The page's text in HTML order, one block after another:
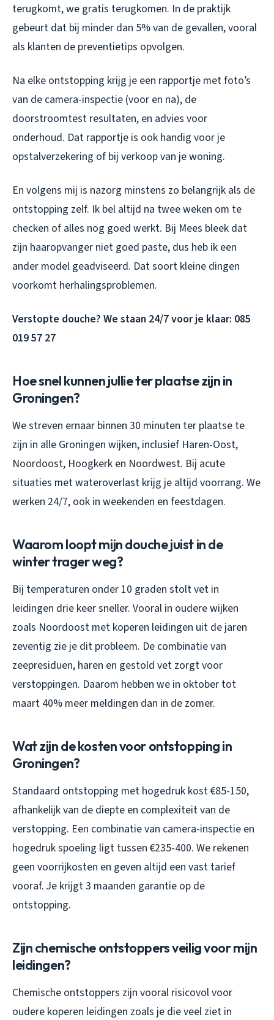
terugkomt, we gratis terugkomen. In de praktijk
gebeurt dat bij minder dan 5% van de gevallen, vooral
als klanten de preventietips opvolgen.
Na elke ontstopping krijg je een rapportje met foto’s
van de camera-inspectie (voor en na), de
doorstroomtest resultaten, en advies voor
onderhoud. Dat rapportje is ook handig voor je
opstalverzekering of bij verkoop van je woning.
En volgens mij is nazorg minstens zo belangrijk als de
ontstopping zelf. Ik bel altijd na twee weken om te
checken of alles nog goed werkt. Bij Mees bleek dat
zijn haaropvanger niet goed paste, dus heb ik een
ander model geadviseerd. Dat soort kleine dingen
voorkomt herhalingsproblemen.
Verstopte douche? We staan 24/7 voor je klaar: 085
019 57 27
Hoe snel kunnen jullie ter plaatse zijn in
Groningen?
We streven ernaar binnen 30 minuten ter plaatse te
zijn in alle Groningen wijken, inclusief Haren-Oost,
Noordoost, Hoogkerk en Noordwest. Bij acute
situaties met wateroverlast krijg je altijd voorrang. We
werken 24/7, ook in weekenden en feestdagen.
Waarom loopt mijn douche juist in de
winter trager weg?
Bij temperaturen onder 10 graden stolt vet in
leidingen drie keer sneller. Vooral in oudere wijken
zoals Noordoost met koperen leidingen uit de jaren
zeventig zie je dit probleem. De combinatie van
zeepresiduen, haren en gestold vet zorgt voor
verstoppingen. Daarom hebben we in oktober tot
maart 40% meer meldingen dan in de zomer.
Wat zijn de kosten voor ontstopping in
Groningen?
Standaard ontstopping met hogedruk kost €85-150,
afhankelijk van de diepte en complexiteit van de
verstopping. Een combinatie van camera-inspectie en
hogedruk spoeling ligt tussen €235-400. We rekenen
geen voorrijkosten en geven altijd een vast tarief
vooraf. Je krijgt 3 maanden garantie op de
ontstopping.
Zijn chemische ontstoppers veilig voor mijn
leidingen?
Chemische ontstoppers zijn vooral risicovol voor
oudere koperen leidingen zoals je die veel ziet in